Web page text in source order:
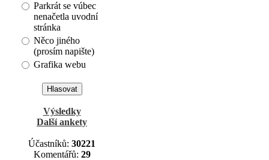
Parkrát se vúbec
nenačetla uvodní
stránka
Něco jiného
(prosím napište)
Grafika webu
Výsledky
Další ankety
Účastníků: 30221
Komentářů: 29